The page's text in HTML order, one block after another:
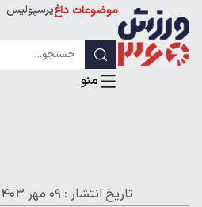
موضوعات داغپرسپولیس
لیگ قهرمانان
تاریخ انتشار :۰۹ مهر ۱۴۰۳ - ۲۰:۰۳